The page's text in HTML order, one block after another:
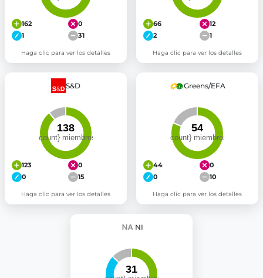
162
0
1
31
Haga clic para ver los detalles
66
12
2
1
Haga clic para ver los detalles
S&D
123
0
0
15
Haga clic para ver los detalles
Greens/EFA
44
0
0
10
Haga clic para ver los detalles
NI